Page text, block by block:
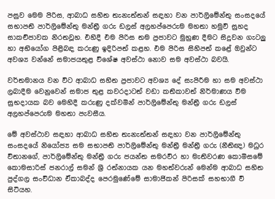
පසුව මෙම පිරිස, ආබාධ සහිත තැනැත්තන් සඳහා වන පාර්ලිමේන්තු සංසදයේ
සභාපති පාර්ලිමේන්තු මන්ත්‍රී ගරු ඩලස් අලහප්පෙරුම මහතා හමුවී සුහද
සාකච්ජාවක නිරතවූහ. එහිදී එම පිරිස තම ප්‍රජාවට මුහුණ දීමට සිදුවන ගැටලු
හා අභියෝග පිළිබඳ කරුණු ඉදිරිපත් කළහ. එම පිරිස සිහිපත් කළේ ඔවුන්ට
අවශ්‍ය වන්නේ සමාජයතුළ විශේෂ අවස්ථා නොව සම අවස්ථා බවයි.
වර්තමානය වන විට ආබාධ සහිත ප්‍රජාවට අවශ්‍ය දේ සැපිරීම හා සම අවස්ථා
ලබාදීම වෙනුවෙන් සමාජ තුළ කවරදාටත් වඩා කතිකාවත් නිර්මාණය වීම
සුභදායක බව මෙහිදී කරුණු දක්වමින් පාර්ලිමේන්තු මන්ත්‍රී ගරු ඩලස්
අලහප්පෙරුම මහතා පැවසීය.
මේ අවස්ථාව සඳහා ආබාධ සහිත තැනැත්තන් සඳහා වන පාර්ලිමේන්තු
සංසදයේ නියෝජ්‍ය සම සභාපති පාර්ලිමේන්තු මන්ත්‍රී මන්ත්‍රී ගරු (නීතිඥ) මධුර
විතානගේ, පාර්ලිමේන්තු මන්ත්‍රී ගරු ජයන්ත සමරවීර හා මැතිවරණ කොමිසමේ
කොමසාරිස් ජනරාල් සමන් ශ්‍රී රත්නායක යන මහත්වරුන් මෙන්ම ආබාධ සහිත
පුද්ගල සංවිධාන ඒකාබද්ද පෙරමුණේමේ සාමාජිකන් පිරිසක් සහභාගී වී
සිටියහ.